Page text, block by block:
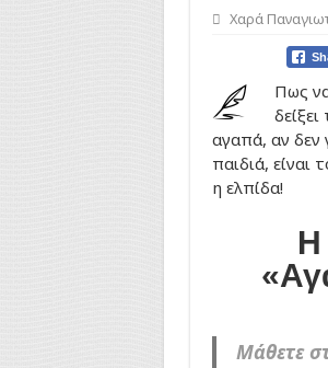
Χαρά
Πως
αγαπά, αν δεν
παιδιά, είναι
η ελπίδα!
Η
Μάθετε